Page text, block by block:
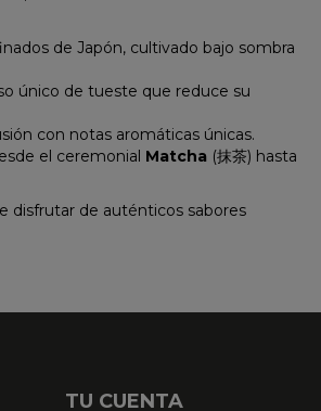
de Japón, cultivado bajo sombra
único de tueste que reduce su
con notas aromáticas únicas.
el ceremonial Matcha (抹茶) hasta
disfrutar de auténticos sabores
TU CUENTA